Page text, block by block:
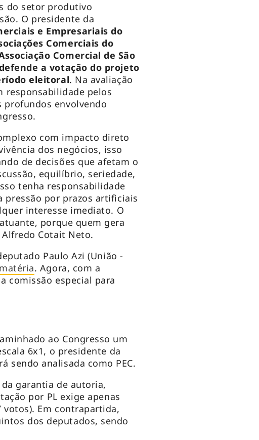
do setor produtivo
O presidente da
e Empresariais do
Comerciais do
Comercial de São
a votação do projeto
eleitoral. Na avaliação
responsabilidade pelos
profundos envolvendo
com impacto direto
dos negócios, isso
de decisões que afetam o
equilíbrio, seriedade,
tenha responsabilidade
pressão por prazos artificiais
interesse imediato. O
porque quem gera
Cotait Neto.
Paulo Azi (União -
. Agora, com a
comissão especial para
ao Congresso um
6x1, o presidente da
sendo analisada como PEC.
garantia de autoria,
por PL exige apenas
votos). Em contrapartida,
dos deputados, sendo